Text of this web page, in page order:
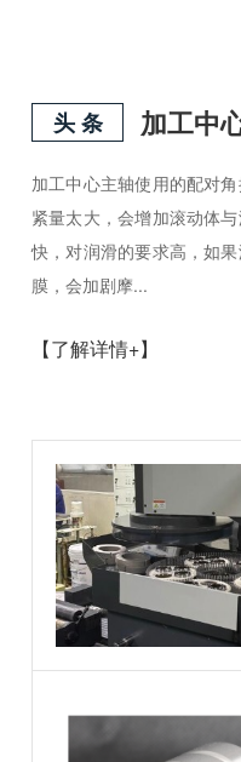
头 条
加工中心主轴使用的配对
紧量太大，会增加滚动体
快，对润滑的要求高，如
膜，会加剧摩...
【了解详情+】